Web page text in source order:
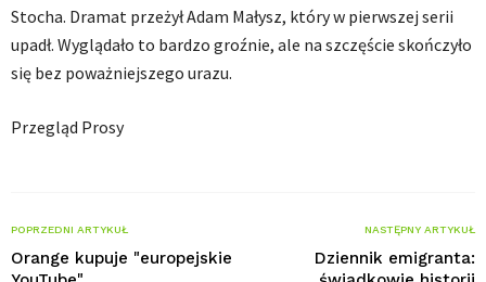
Stocha. Dramat przeżył Adam Małysz, który w pierwszej serii
upadł. Wyglądało to bardzo groźnie, ale na szczęście skończyło
się bez poważniejszego urazu.
Przegląd Prosy
POPRZEDNI ARTYKUŁ
Orange kupuje "europejskie
NASTĘPNY ARTYKUŁ
Dziennik emigranta: